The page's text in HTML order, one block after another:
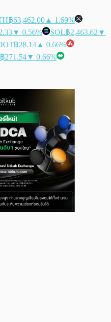
฿63,462.00 ▲ 1.69%
▼ 0.56% SOL฿2,463.62 ▼
฿28.14 ▲ 0.66%
฿271.54▼ 0.66%